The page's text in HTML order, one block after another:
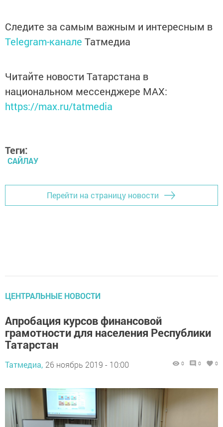
Следите за самым важным и интересным в
Telegram-канале Татмедиа
Читайте новости Татарстана в
национальном мессенджере MАХ:
https://max.ru/tatmedia
Теги:
САЙЛАУ
Перейти на страницу новости
ЦЕНТРАЛЬНЫЕ НОВОСТИ
Апробация курсов финансовой
грамотности для населения Республики
Татарстан
Татмедиа, 26 ноябрь 2019 - 10:00 0 0 0